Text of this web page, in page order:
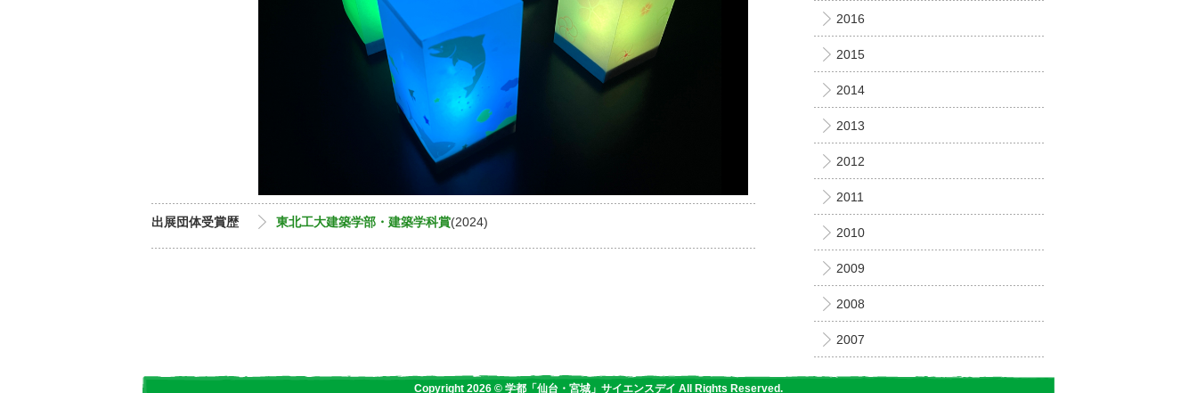
出展団体受賞歴 東北工大建築学部・建築学科賞(2024)
2016
2015
2014
2013
2012
2011
2010
2009
2008
2007
Copyright 2026 © 学都「仙台・宮城」サイエンスデイ All Rights Reserved.